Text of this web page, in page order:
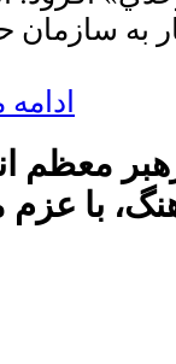
به
با